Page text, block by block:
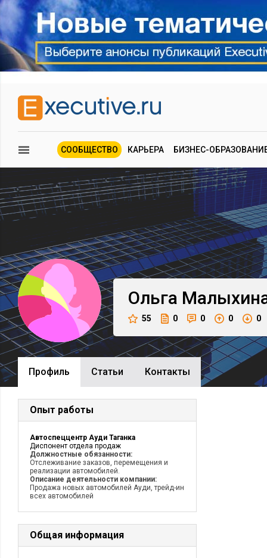
СООБЩЕСТВО КАРЬЕРА БИЗНЕС-
Ольга
55 0 0 0 0
Профиль Cтатьи Контакты
Опыт работы
Автоспеццентр Ауди Таганка
Диспонент отдела продаж
Должностные обязанности:
Отслеживание заказов, перемещения и
реализации автомобилей.
Описание деятельности компании:
Продажа новых автомобилей Ауди, трейд-ин
всех автомобилей
Общая информация